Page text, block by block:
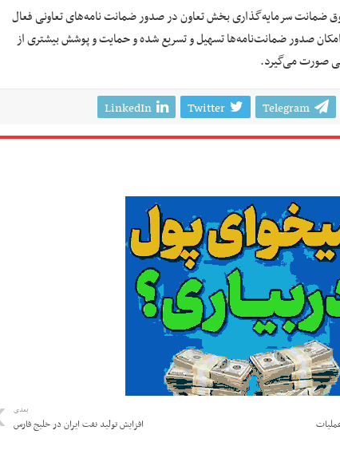
ضمانت سرمایه‌گذاری بخش تعاون در صدور ضمانت نامه‌های تعاونی فعال
صدور ضمانت‌نامه‌ها تسهیل و تسریع شده و حمایت و پوشش بیشتری از
صورت می‌گیرد.
Telegram
Twitter
LinkedIn
بعدی
افزایش تولید نفت ایران در خلیج فارس